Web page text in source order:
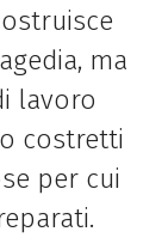
ma
lavoro
costretti
per cui